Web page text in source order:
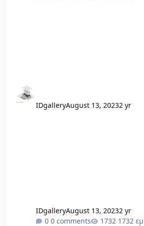
IDgalleryAugust 13, 20232 yr
IDgalleryAugust 13, 20232 yr
0 comments
1732